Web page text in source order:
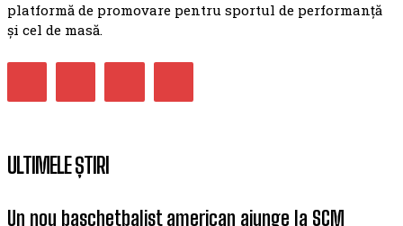
platformă de promovare pentru sportul de performanță
și cel de masă.
ULTIMELE ȘTIRI
Un nou baschetbalist american ajunge la SCM